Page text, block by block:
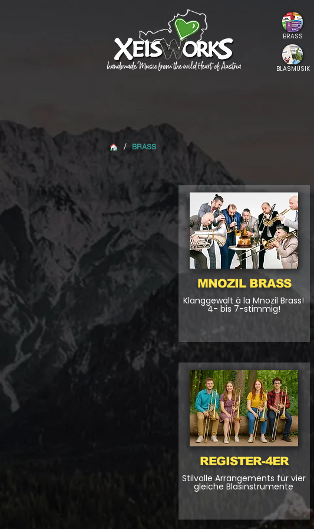
BRASS
BLASMUSIK
/ BRASS
MNOZIL BRASS
Klanggewalt à la Mnozil Brass!
4- bis 7-stimmig!
REGISTER-4ER
Stilvolle Arrangements für vier
gleiche Blasinstrumente